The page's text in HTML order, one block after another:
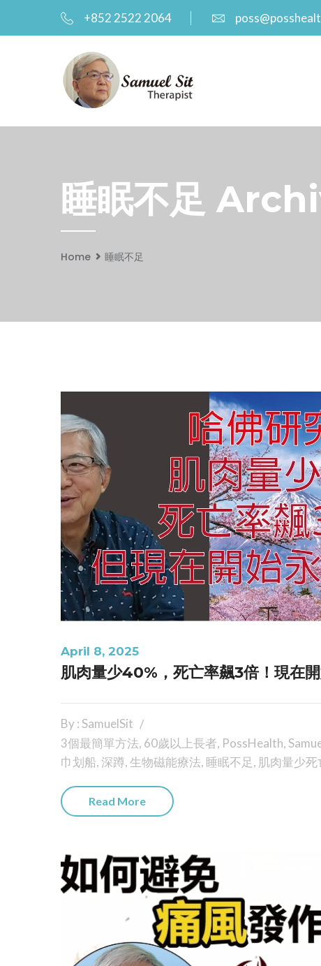
+852 2522 2064
睡眠不足
Home 睡眠不足
April 8, 2025
肌肉量少40%，死亡率飆3倍！現在
By : SamuelSit
3個最簡單方法, 60歲以上長者, PossHealth,
巾划船, 深蹲, 生物磁能療法, 睡眠不足, 肌肉量少
Read More